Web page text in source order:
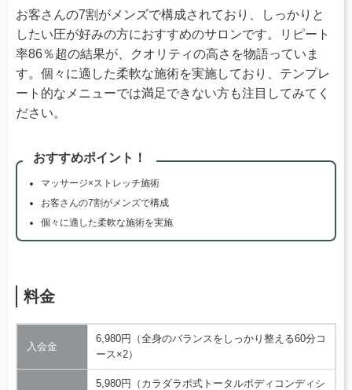
お客さんの7割がメンズで構成されており、しっかりと
したい圧が好みの方におすすめのサロンです。リピート
率86％超の結果が、クオリティの高さを物語っていま
す。個々に適した柔軟な施術を実施しており、テンプレ
ート的なメニューでは満足できない方も注目してみてく
ださい。
おすすめポイント！
マッサージ×ストレッチ施術
お客さんの7割がメンズで構成
個々に適した柔軟な施術を実施
料金
入会金
6,980円（全身のバランスをしっかり整える60分コ
ース×2）
5,980円（カラダラボ式トータルボディコンディシ